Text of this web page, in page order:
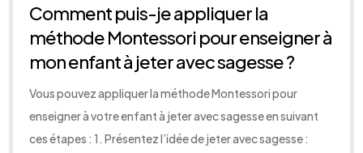
Comment puis-je appliquer la
méthode Montessori pour enseigner à
mon enfant à jeter avec sagesse ?
Vous pouvez appliquer la méthode Montessori pour
enseigner à votre enfant à jeter avec sagesse en suivant
ces étapes : 1. Présentez l’idée de jeter avec sagesse :